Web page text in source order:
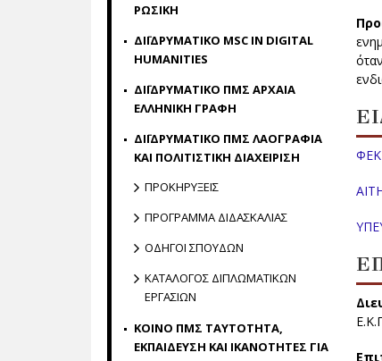
ΡΩΣΙΚΗ
ΔΙΪΔΡΥΜΑΤΙΚΟ MSC IN DIGITAL
HUMANITIES
ΔΙΪΔΡΥΜΑΤΙΚΟ ΠΜΣ ΑΡΧΑΙΑ
ΕΛΛΗΝΙΚΗ ΓΡΑΦΗ
ΔΙΪΔΡΥΜΑΤΙΚΟ ΠΜΣ ΛΑΟΓΡΑΦΙΑ
ΚΑΙ ΠΟΛΙΤΙΣΤΙΚΗ ΔΙΑΧΕΙΡΙΣΗ
ΠΡΟΚΗΡΥΞΕΙΣ
ΠΡΟΓΡΑΜΜΑ ΔΙΔΑΣΚΑΛΙΑΣ
ΟΔΗΓΟΙ ΣΠΟΥΔΩΝ
ΚΑΤΑΛΟΓΟΣ ΔΙΠΛΩΜΑΤΙΚΩΝ
ΕΡΓΑΣΙΩΝ
ΚΟΙΝΟ ΠΜΣ ΤΑΥΤΟΤΗΤΑ,
ΕΚΠΑΙΔΕΥΣΗ ΚΑΙ ΙΚΑΝΟΤΗΤΕΣ ΓΙΑ